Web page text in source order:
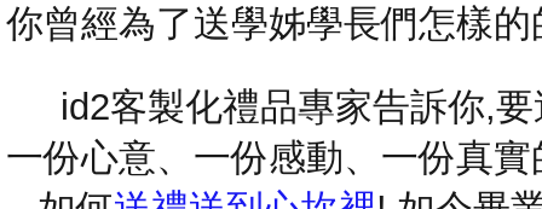
你曾經為了送學姊學長們怎樣
id2客製化禮品專家告訴你,要
一份心意、一份感動、一份真